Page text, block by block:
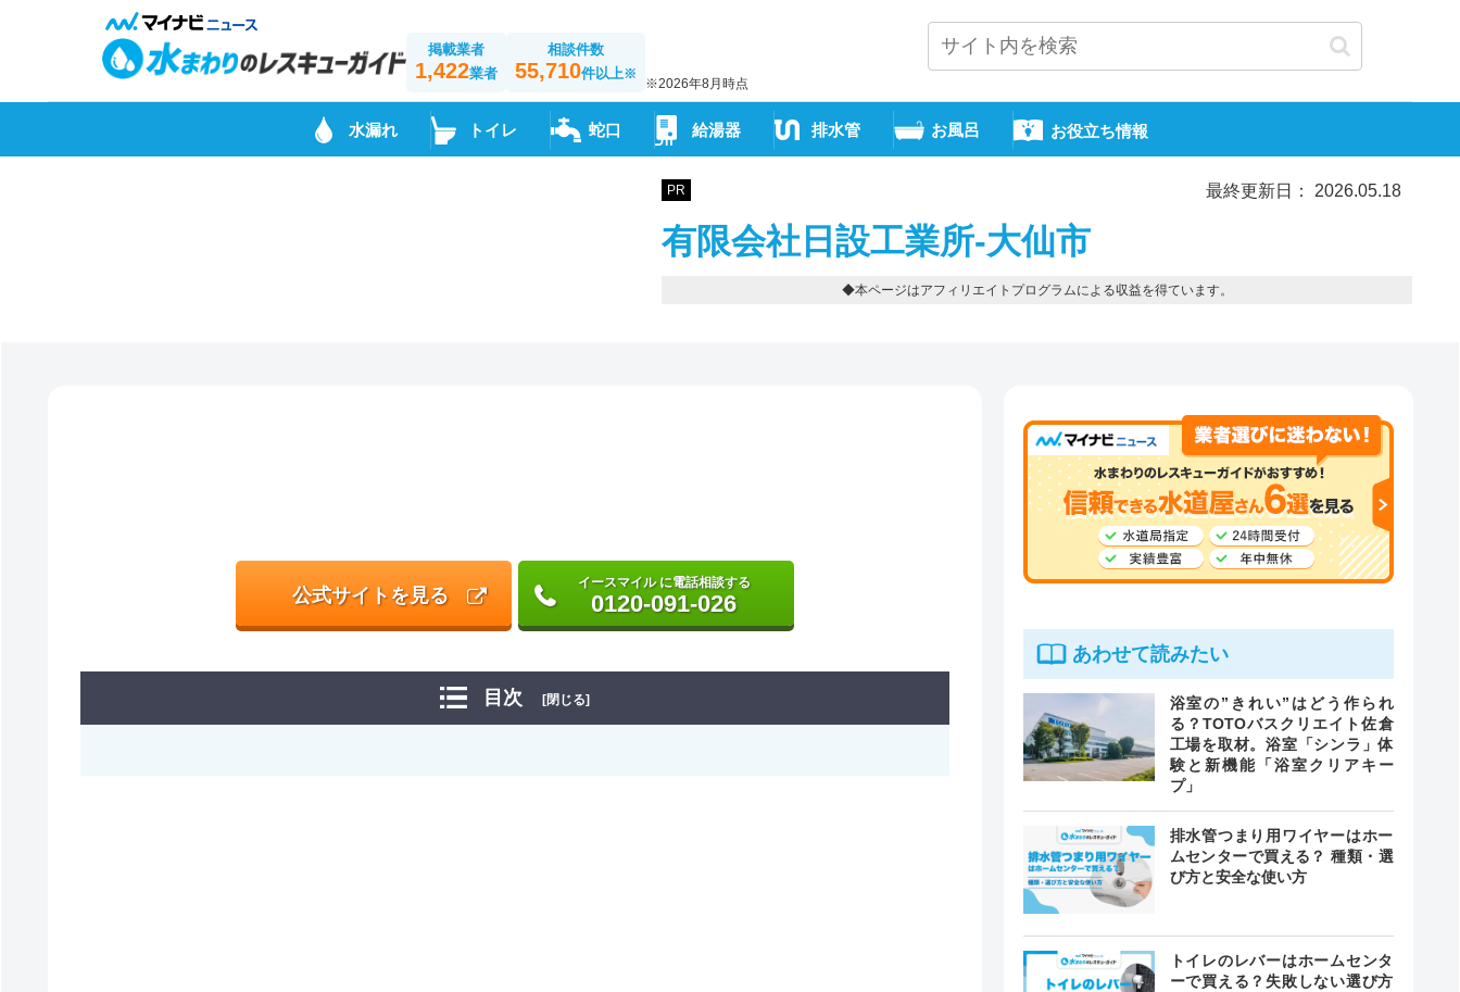
掲載業者
1,422業者
相談件数
55,710件以上※
※2026年8月時点
水漏れ トイレ 蛇口 給湯器 排水管 お風呂 お役立ち情報
PR 最終更新日： 2026.05.18
有限会社日設工業所-大仙市
◆本ページはアフィリエイトプログラムによる収益を得ています。
公式サイトを見る
イースマイル に電話相談する
0120-091-026
目次 [閉じる]
あわせて読みたい
浴室の”きれい”はどう作られ
る？TOTOバスクリエイト佐倉
工場を取材。浴室「シンラ」体
験と新機能「浴室クリアキー
プ」
排水管つまり用ワイヤーはホー
ムセンターで買える？ 種類・選
び方と安全な使い方
トイレのレバーはホームセンタ
ーで買える？失敗しない選び方